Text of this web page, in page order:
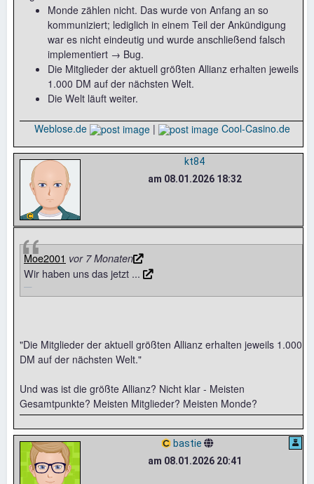
Monde zählen nicht. Das wurde von Anfang an so
kommuniziert; lediglich in einem Teil der Ankündigung
war es nicht eindeutig und wurde anschließend falsch
implementiert → Bug.
Die Mitglieder der aktuell größten Allianz erhalten jeweils
1.000 DM auf der nächsten Welt.
Die Welt läuft weiter.
Weblose.de | Cool-Casino.de
kt84
am 08.01.2026 18:32
Moe2001 vor 7 Monaten
Wir haben uns das jetzt ...
"Die Mitglieder der aktuell größten Allianz erhalten jeweils 1.000
DM auf der nächsten Welt."
Und was ist die größte Allianz? Nicht klar - Meisten
Gesamtpunkte? Meisten Mitglieder? Meisten Monde?
bastie
am 08.01.2026 20:41